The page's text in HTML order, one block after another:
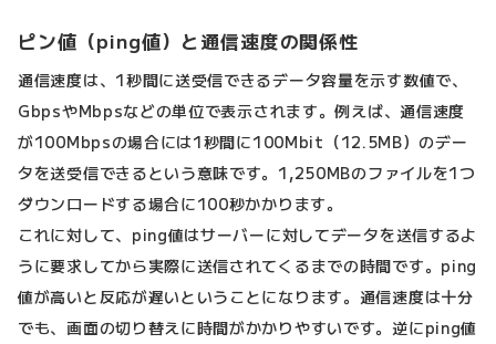
ピン値（ping値）と通信速度の関係性
通信速度は、1秒間に送受信できるデータ容量を示す数値で、
GbpsやMbpsなどの単位で表示されます。例えば、通信速度
が100Mbpsの場合には1秒間に100Mbit（12.5MB）のデー
タを送受信できるという意味です。1,250MBのファイルを1つ
ダウンロードする場合に100秒かかります。
これに対して、ping値はサーバーに対してデータを送信するよ
うに要求してから実際に送信されてくるまでの時間です。ping
値が高いと反応が遅いということになります。通信速度は十分
でも、画面の切り替えに時間がかかりやすいです。逆にping値